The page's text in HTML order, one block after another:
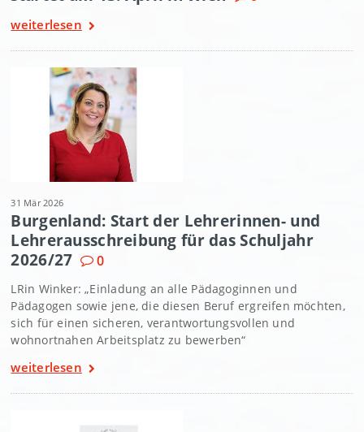
weiterlesen
31 Mär 2026
Burgenland: Start der Lehrerinnen- und
Lehrerausschreibung für das Schuljahr
2026/27
0
LRin Winker: „Einladung an alle Pädagoginnen und
Pädagogen sowie jene, die diesen Beruf ergreifen möchten,
sich für einen sicheren, verantwortungsvollen und
wohnortnahen Arbeitsplatz zu bewerben“
weiterlesen